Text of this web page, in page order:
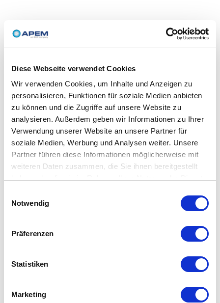
Diese Webseite verwendet Cookies
Wir verwenden Cookies, um Inhalte und Anzeigen zu
personalisieren, Funktionen für soziale Medien anbieten
zu können und die Zugriffe auf unsere Website zu
analysieren. Außerdem geben wir Informationen zu Ihrer
Verwendung unserer Website an unsere Partner für
soziale Medien, Werbung und Analysen weiter. Unsere
Partner führen diese Informationen möglicherweise mit
weiteren Daten zusammen, die Sie ihnen bereitgestellt
Notwendig
Präferenzen
Statistiken
Marketing